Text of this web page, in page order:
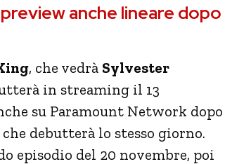
anche lineare dopo
, che vedrà Sylvester
in streaming il 13
su Paramount Network dopo
debutterà lo stesso giorno.
episodio del 20 novembre, poi